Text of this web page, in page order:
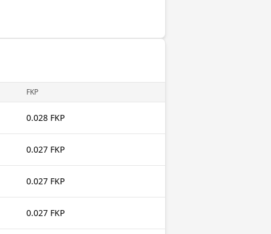
FKP
0.028 FKP
0.027 FKP
0.027 FKP
0.027 FKP